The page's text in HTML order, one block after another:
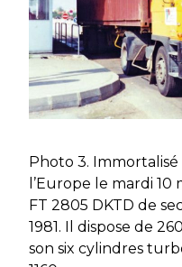
Photo 3.
l’Europe le mardi 10
FT 2805 DKTD de
1981. Il dispose de
son six cylindres